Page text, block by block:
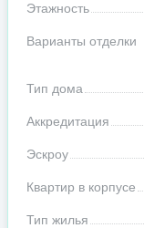
Этажность
Варианты отделки
Тип дома
Аккредитация
Эскроу
Квартир в корпусе
Тип жилья